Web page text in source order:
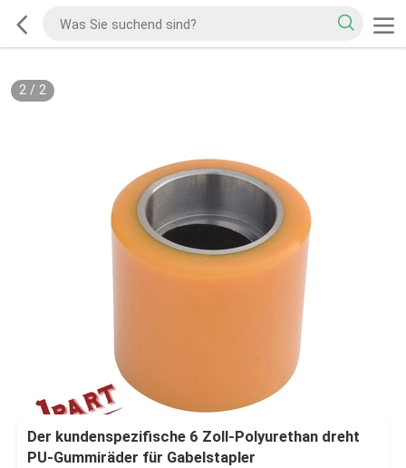
2/ 2
Der kundenspezifische 6 Zoll-Polyurethan dreht
PU-Gummiräder für Gabelstapler